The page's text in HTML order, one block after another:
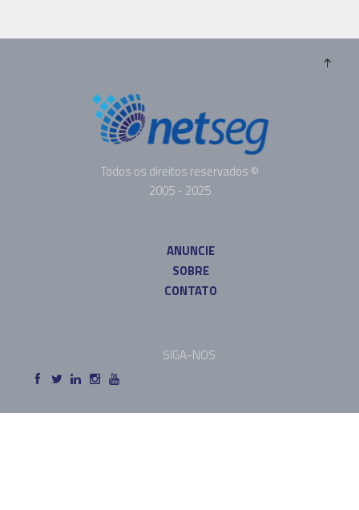
Todos os direitos reservados ©
2005 - 2025
ANUNCIE
SOBRE
CONTATO
SIGA-NOS